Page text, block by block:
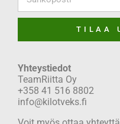
TILAA
Yhteystiedot
TeamRiitta Oy
+358 41 516 8802
info@kilotveks.fi